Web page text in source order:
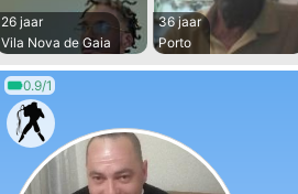
26 jaar
Vila Nova de Gaia
36 jaar
Porto
0.9/1